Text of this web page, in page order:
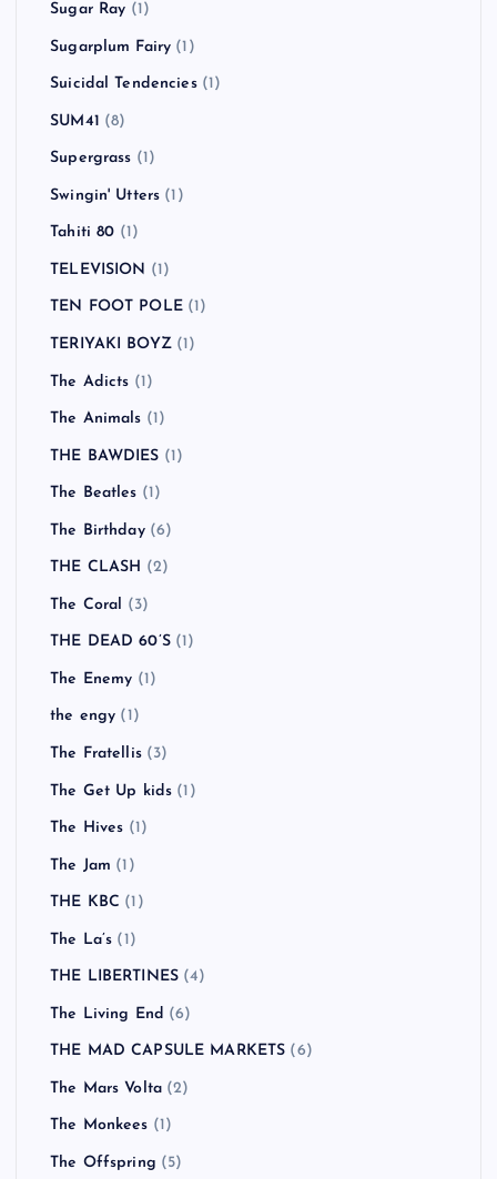
Sugar Ray (1)
Sugarplum Fairy (1)
Suicidal Tendencies(1)
SUM41 (8)
Supergrass (1)
Swingin' Utters (1)
Tahiti 80 (1)
TELEVISION (1)
TEN FOOT POLE(1)
TERIYAKI BOYZ(1)
The Adicts (1)
The Animals (1)
THE BAWDIES (1)
The Beatles (1)
The Birthday(6)
THE CLASH (2)
The Coral (3)
THE DEAD 60’S(1)
The Enemy (1)
the engy (1)
The Fratellis(3)
The Get Up kids (1)
The Hives (1)
The Jam (1)
THE KBC (1)
The La’s (1)
THE LIBERTINES (4)
The Living End (6)
THE MAD CAPSULE MARKETS (6)
The Mars Volta (2)
The Monkees (1)
The Offspring (5)